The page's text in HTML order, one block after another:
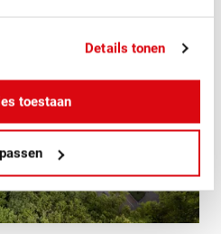
Details tonen
toestaan